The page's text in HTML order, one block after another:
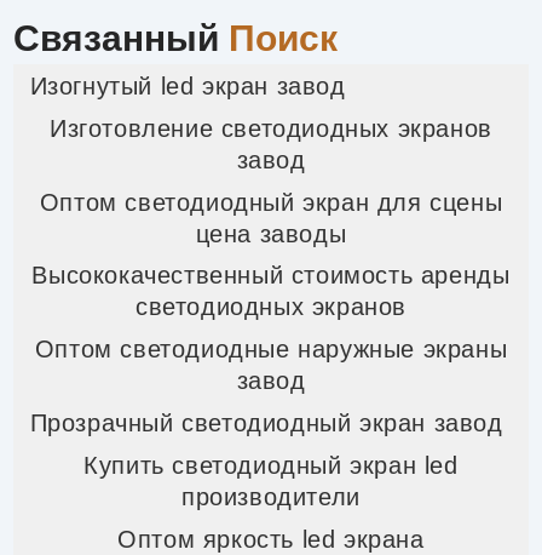
Связанный Поиск
Изогнутый led экран завод
Изготовление светодиодных экранов
завод
Оптом светодиодный экран для сцены
цена заводы
Высококачественный стоимость аренды
светодиодных экранов
Оптом светодиодные наружные экраны
завод
Прозрачный светодиодный экран завод
Купить светодиодный экран led
производители
Оптом яркость led экрана